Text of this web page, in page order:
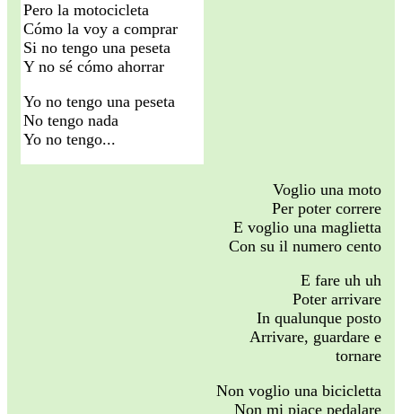
Pero la motocicleta
Cómo la voy a comprar
Si no tengo una peseta
Y no sé cómo ahorrar
Yo no tengo una peseta
No tengo nada
Yo no tengo...
Voglio una moto
Per poter correre
E voglio una maglietta
Con su il numero cento
E fare uh uh
Poter arrivare
In qualunque posto
Arrivare, guardare e
tornare
Non voglio una bicicletta
Non mi piace pedalare